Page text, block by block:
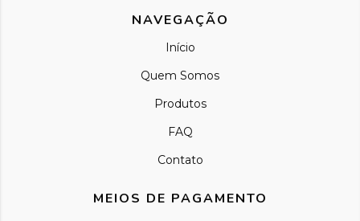
NAVEGAÇÃO
Início
Quem Somos
Produtos
FAQ
Contato
MEIOS DE PAGAMENTO